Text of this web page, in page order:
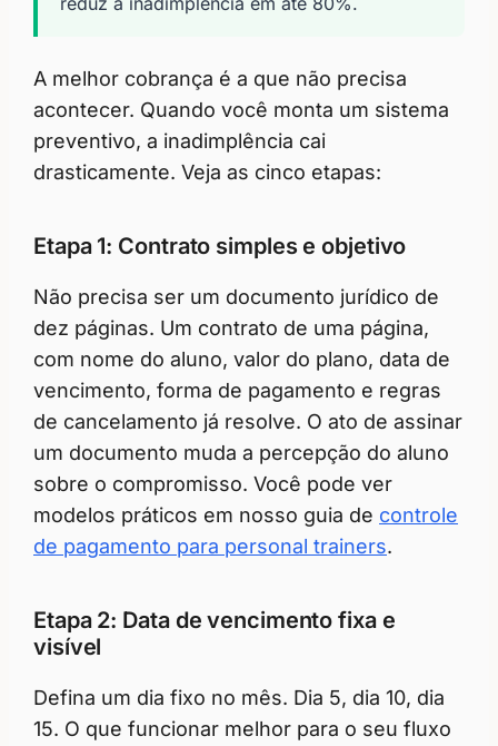
A melhor cobrança é a que não precisa
acontecer. Quando você monta um sistema
preventivo, a inadimplência cai
drasticamente. Veja as cinco etapas:
Etapa 1: Contrato simples e objetivo
Não precisa ser um documento jurídico de
dez páginas. Um contrato de uma página,
com nome do aluno, valor do plano, data de
vencimento, forma de pagamento e regras
de cancelamento já resolve. O ato de assinar
um documento muda a percepção do aluno
sobre o compromisso. Você pode ver
modelos práticos em nosso guia de controle
de pagamento para personal trainers.
Etapa 2: Data de vencimento fixa e
visível
Defina um dia fixo no mês. Dia 5, dia 10, dia
15. O que funcionar melhor para o seu fluxo